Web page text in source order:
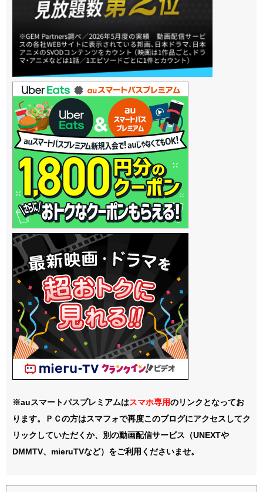
※auスマートパスプレミアムはスマホ専用のリンクとなってお
ります。ＰＣの方はスマフォで再度このブログにアクセスしてク
リックしていただくか、別の動画配信サービス（UNEXTや
DMMTV、mieruTVなど）をご利用くださいませ。